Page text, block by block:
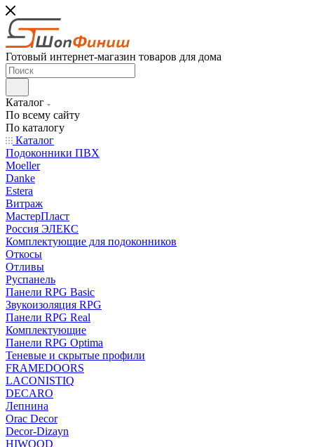
Готовый интернет-магазин товаров для дома
Каталог
По всему сайту
По каталогу
Каталог
Подоконники ПВХ
Moeller
Danke
Estera
Витраж
МастерПласт
Россия ЭЛЕКС
Комплектующие для подоконников
Откосы
Отливы
Руспанель
Панели RPG Basic
Звукоизоляция RPG
Панели RPG Real
Комплектующие
Панели RPG Optima
Теневые и скрытые профили
FRAMEDOORS
LACONISTIQ
DECARO
Лепнина
Orac Decor
Decor-Dizayn
HIWOOD